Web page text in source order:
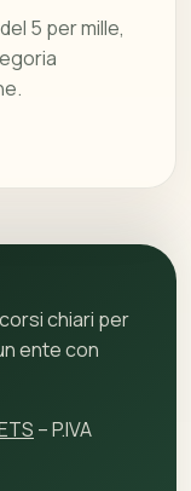
5 per mille,
chiari per
ente con
– P.IVA